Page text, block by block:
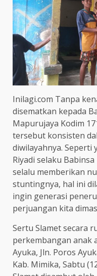
Inilagi.com Tanpa
disematkan kepada
Mapurujaya Kodim
tersebut konsisten
diwilayahnya. Seperti
Riyadi selaku
selalu memberikan
stuntingnya, hal ini
ingin generasi
perjuangan kita
Sertu Slamet secara
perkembangan anak
Ayuka, Jln. Poros
Kab. Mimika, Sabtu